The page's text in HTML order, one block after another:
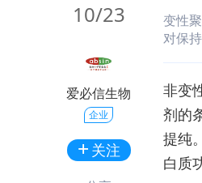
10/23
爱必信生物
企业
+
变性
对保
非变
剂的
提纯
白质